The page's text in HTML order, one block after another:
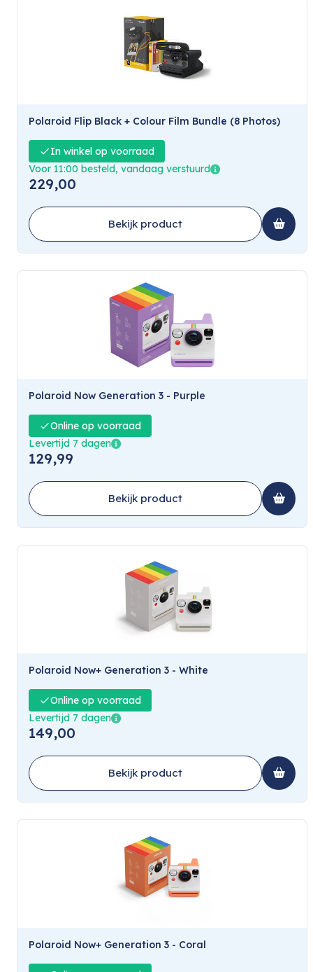
Polaroid Flip Black + Colour Film Bundle (8 Photos)
In winkel op voorraad
Voor 11:00 besteld, vandaag verstuurd
229,00
Bekijk product
Polaroid Now Generation 3 - Purple
Online op voorraad
Levertijd 7 dagen
129,99
Bekijk product
Polaroid Now+ Generation 3 - White
Online op voorraad
Levertijd 7 dagen
149,00
Bekijk product
Polaroid Now+ Generation 3 - Coral